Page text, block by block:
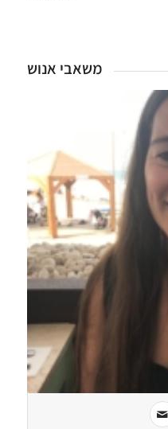
משאבי אנוש